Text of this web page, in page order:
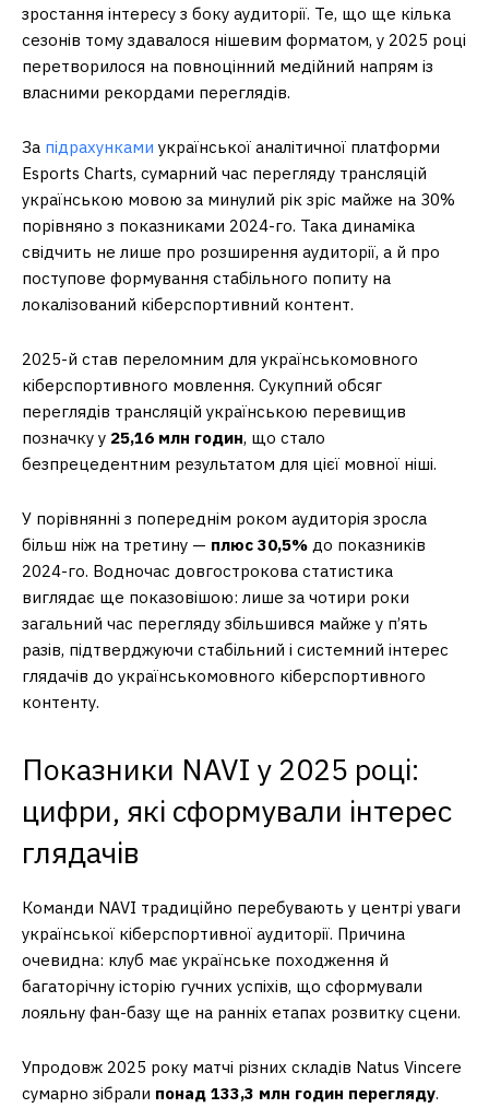
зростання інтересу з боку аудиторії. Те, що ще кілька
сезонів тому здавалося нішевим форматом, у 2025 році
перетворилося на повноцінний медійний напрям із
власними рекордами переглядів.
За підрахунками української аналітичної платформи
Esports Charts, сумарний час перегляду трансляцій
українською мовою за минулий рік зріс майже на 30%
порівняно з показниками 2024-го. Така динаміка
свідчить не лише про розширення аудиторії, а й про
поступове формування стабільного попиту на
локалізований кіберспортивний контент.
2025-й став переломним для українськомовного
кіберспортивного мовлення. Сукупний обсяг
переглядів трансляцій українською перевищив
позначку у 25,16 млн годин, що стало
безпрецедентним результатом для цієї мовної ніші.
У порівнянні з попереднім роком аудиторія зросла
більш ніж на третину — плюс 30,5% до показників
2024-го. Водночас довгострокова статистика
виглядає ще показовішою: лише за чотири роки
загальний час перегляду збільшився майже у п’ять
разів, підтверджуючи стабільний і системний інтерес
глядачів до українськомовного кіберспортивного
контенту.
Показники NAVI у 2025 році:
цифри, які сформували інтерес
глядачів
Команди NAVI традиційно перебувають у центрі уваги
української кіберспортивної аудиторії. Причина
очевидна: клуб має українське походження й
багаторічну історію гучних успіхів, що сформували
лояльну фан-базу ще на ранніх етапах розвитку сцени.
Упродовж 2025 року матчі різних складів Natus Vincere
сумарно зібрали понад 133,3 млн годин перегляду.